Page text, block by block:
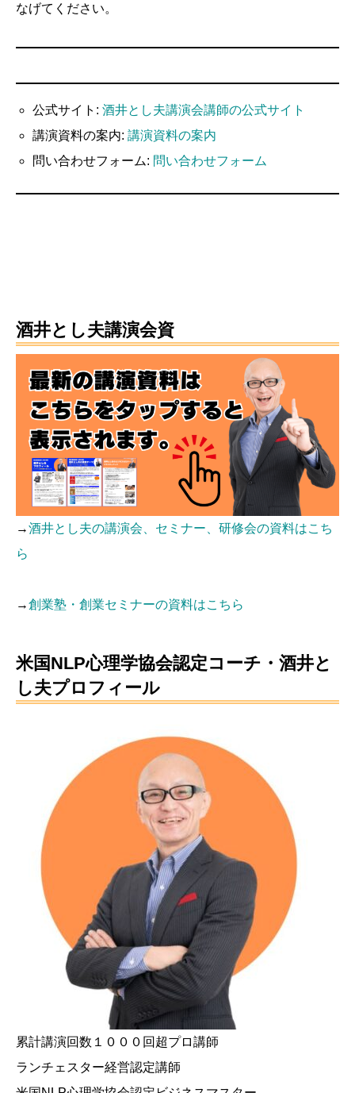
なげてください。
公式サイト: 酒井とし夫講演会講師の公式サイト
講演資料の案内: 講演資料の案内
問い合わせフォーム: 問い合わせフォーム
酒井とし夫講演会資
→酒井とし夫の講演会、セミナー、研修会の資料はこち
ら
→創業塾・創業セミナーの資料はこちら
米国NLP心理学協会認定コーチ・酒井と
し夫プロフィール
累計講演回数１０００回超プロ講師
ランチェスター経営認定講師